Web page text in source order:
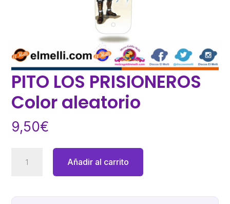
PITO LOS PRISIONEROS
Color aleatorio
9,50€
LOS
Color
Añadir al carrito